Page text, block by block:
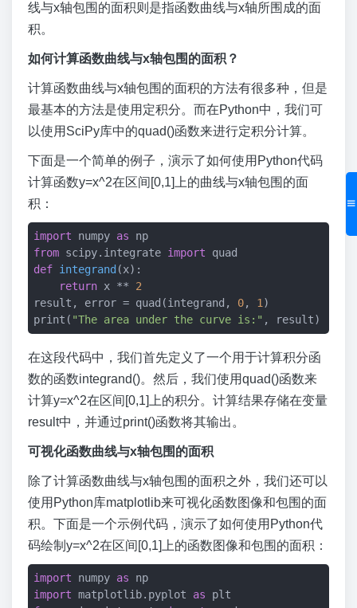
线与x轴包围的面积则是指函数曲线与x轴所围成的面
积。
如何计算函数曲线与x轴包围的面积？
计算函数曲线与x轴包围的面积的方法有很多种，但是
最基本的方法是使用定积分。而在Python中，我们可
以使用SciPy库中的quad()函数来进行定积分计算。
下面是一个简单的例子，演示了如何使用Python代码
计算函数y=x^2在区间[0,1]上的曲线与x轴包围的面
积：
import numpy as
from scipy.integrate import
def integrand (x) :
return x ** 2
result, error = quad(integrand, 0, 1 )
print( "The area under the curve is:"
在这段代码中，我们首先定义了一个用于计算积分函
数的函数integrand()。然后，我们使用quad()函数来
计算y=x^2在区间[0,1]上的积分。计算结果存储在变量
result中，并通过print()函数将其输出。
可视化函数曲线与x轴包围的面积
除了计算函数曲线与x轴包围的面积之外，我们还可以
使用Python库matplotlib来可视化函数图像和包围的面
积。下面是一个示例代码，演示了如何使用Python代
码绘制y=x^2在区间[0,1]上的函数图像和包围的面积：
import numpy as
import matplotlib.pyplot as